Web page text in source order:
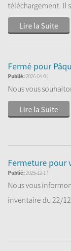
téléchargement. Il
langues....
Lire la Suite
Fermé pour
Publié:2026-04-01
Nous vous
Lire la Suite
Fermeture pour
Publié:2025-12-17
Nous vous
inventaire du 22/